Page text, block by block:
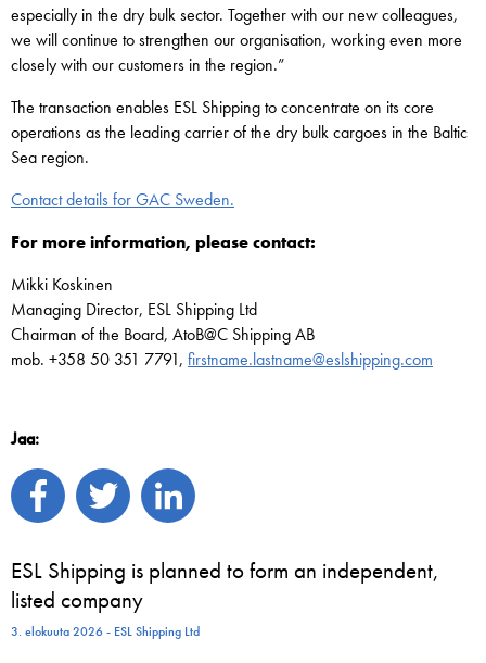
especially in the dry bulk sector. Together with our new colleagues,
we will continue to strengthen our organisation, working even more
closely with our customers in the region.”
The transaction enables ESL Shipping to concentrate on its core
operations as the leading carrier of the dry bulk cargoes in the Baltic
Sea region.
Contact details for GAC Sweden.
For more information, please contact:
Mikki Koskinen
Managing Director, ESL Shipping Ltd
Chairman of the Board, AtoB@C Shipping AB
mob. +358 50 351 7791, firstname.lastname@eslshipping.com
Jaa:
ESL Shipping is planned to form an independent,
listed company
3. elokuuta 2026 - ESL Shipping Ltd